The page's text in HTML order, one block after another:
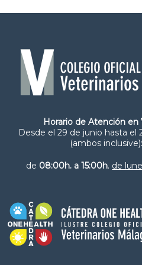
Horario de Atención en
Desde el 29 de junio hasta el
(ambos inclusive):
de 08:00h. a 15:00h. de